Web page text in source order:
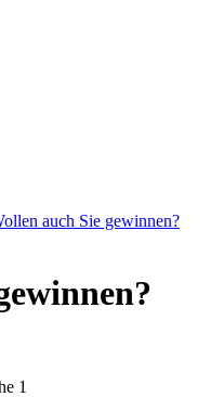
auch Sie gewinnen?